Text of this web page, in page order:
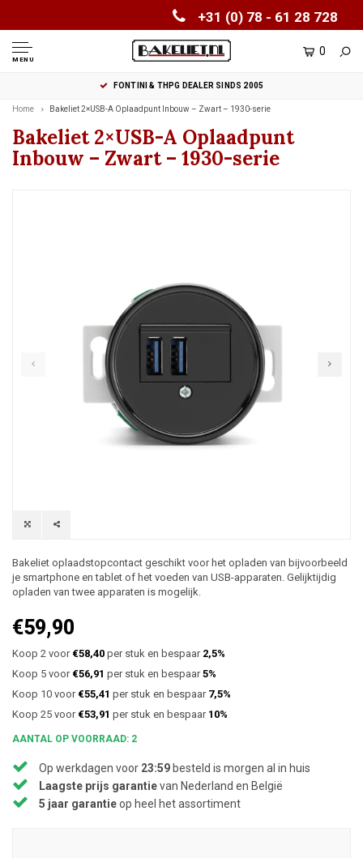
+31 (0) 78 - 61 28 728
MENU
0
FONTINI & THPG DEALER SINDS 2005
Home Bakeliet 2×USB-A Oplaadpunt Inbouw – Zwart – 1930-serie
Bakeliet 2×USB-A Oplaadpunt
Inbouw – Zwart – 1930-serie
Bakeliet oplaadstopcontact geschikt voor het opladen van bijvoorbeeld
je smartphone en tablet of het voeden van USB-apparaten. Gelijktijdig
opladen van twee apparaten is mogelijk.
€59,90
Koop 2 voor €58,40 per stuk en bespaar 2,5%
Koop 5 voor €56,91 per stuk en bespaar5%
Koop 10 voor €55,41 per stuk en bespaar 7,5%
Koop 25 voor €53,91 per stuk en bespaar 10%
AANTAL OP VOORRAAD: 2
Op werkdagen voor 23:59 besteld is morgen al in huis
Laagste prijs garantievan Nederland en België
5 jaar garantieop heel het assortiment